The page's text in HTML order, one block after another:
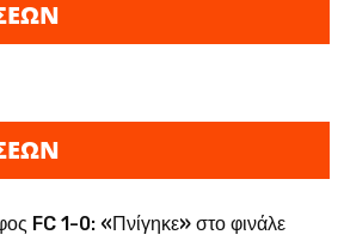
FC 1-0: «Πνίγηκε» στο φινάλε